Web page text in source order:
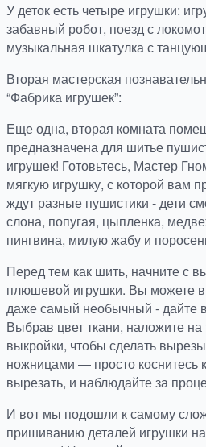
У деток есть четыре игрушки:
забавный робот, поезд с
музыкальная шкатулка с
Вторая мастерская
“Фабрика игрушек”:
Еще одна, вторая комната
предназначена для шитье
игрушек! Готовьтесь, Мастер
мягкую игрушку, с которой вам
ждут разные пушистики - дети
слона, попугая, цыпленка,
пингвина, милую жабу и
Перед тем как шить, начните с
плюшевой игрушки. Вы можете
даже самый необычный - дайте
Выбрав цвет ткани, наложите
выкройки, чтобы сделать
ножницами — просто коснитесь
вырезать, и наблюдайте за
И вот мы подошли к самому
пришиванию деталей игрушки